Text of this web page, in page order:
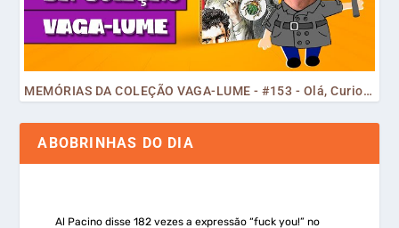
MEMÓRIAS DA COLEÇÃO VAGA-LUME - #153 - Olá, Curiosos! 2023
ABOBRINHAS DO DIA
Al Pacino disse 182 vezes a expressão “fuck you!” no